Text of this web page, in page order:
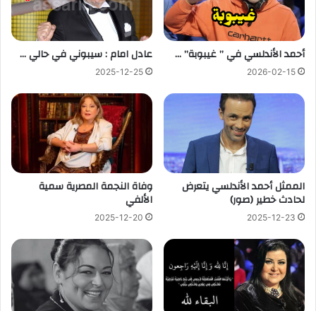
أحمد الأندلسي في ” غيبوبة” …
2026-02-15
عادل امام : سيبوني في حالي …
2025-12-25
الممثل أحمد الأندلسي يتعرض
لحادث خطير (صور)
2025-12-23
وفاة النجمة المصرية سمية
الألفي
2025-12-20